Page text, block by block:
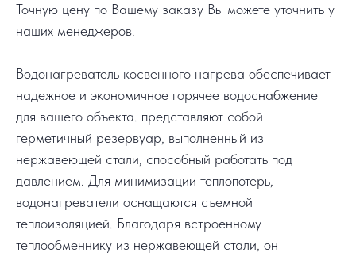
Точную цену по Вашему заказу Вы можете уточнить у
наших менеджеров.
Водонагреватель косвенного нагрева обеспечивает
надежное и экономичное горячее водоснабжение
для вашего объекта. представляют собой
герметичный резервуар, выполненный из
нержавеющей стали, способный работать под
давлением. Для минимизации теплопотерь,
водонагреватели оснащаются съемной
теплоизоляцией. Благодаря встроенному
теплообменнику из нержавеющей стали, он